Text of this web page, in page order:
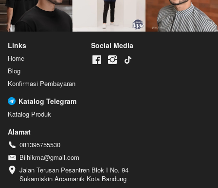
Links
Home
Blog
Konfirmasi Pembayaran
Social Media
Katalog Telegram
Katalog Produk
Alamat
081395755530
Bilhikma@gmail.com
Jalan Terusan Pesantren Blok I No. 94
Sukamiskin Arcamanik Kota Bandung